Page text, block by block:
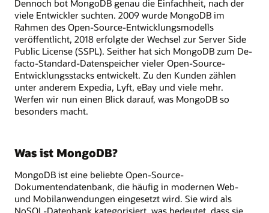
Dennoch bot MongoDB genau die Einfachheit, nach der
viele Entwickler suchten. 2009 wurde MongoDB im
Rahmen des Open-Source-Entwicklungsmodells
veröffentlicht, 2018 erfolgte der Wechsel zur Server Side
Public License (SSPL). Seither hat sich MongoDB zum De-
facto-Standard-Datenspeicher vieler Open-Source-
Entwicklungsstacks entwickelt. Zu den Kunden zählen
unter anderem Expedia, Lyft, eBay und viele mehr.
Werfen wir nun einen Blick darauf, was MongoDB so
besonders macht.
Was ist MongoDB?
MongoDB ist eine beliebte Open-Source-
Dokumentendatenbank, die häufig in modernen Web-
und Mobilanwendungen eingesetzt wird. Sie wird als
NoSQL-Datenbank kategorisiert, was bedeutet, dass sie